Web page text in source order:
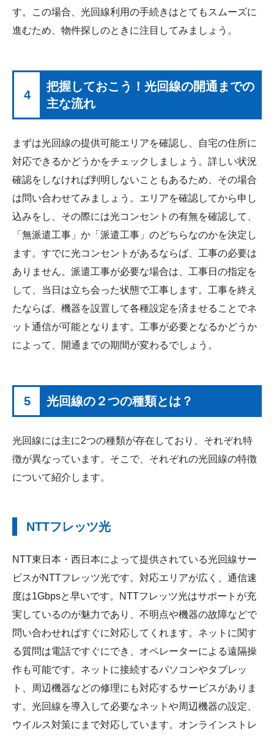
す。この場合、光回線利用の手続きはとてもスムーズに
進むため、物件探しのときに注目してみましょう。
4
把握しておこう！光回線の開通までの
主な流れ
まずは光回線の提供可能エリアを確認し、自宅の住所に
対応できるかどうかをチェックしましょう。詳しい状況
確認をしなければ判明しないこともあるため、その場合
は問い合わせてみましょう。エリアを確認してから申し
込みをし、その際には光コンセントの有無を確認して、
「無派遣工事」か「派遣工事」のどちらなのかを決定し
ます。すでに光コンセントがあるならば、工事の必要は
ありません。派遣工事が必要な場合は、工事日の指定を
して、当日は立ち会った状態で工事します。工事を終え
たならば、機器を設置して各種設定を済ませることでネ
ット通信が可能となります。工事が必要となるかどうか
によって、開通までの期間が変わるでしょう。
5 光回線の２つの種類とは？
光回線には主に2つの種類が存在しており、それぞれ特
徴が異なっています。そこで、それぞれの光回線の特徴
について紹介します。
NTTフレッツ光
NTT東日本・西日本によって提供されている光回線サー
ビスがNTTフレッツ光です。対応エリアが広く、通信速
度は1Gbpsと早いです。NTTフレッツ光はサポートが充
実しているのが魅力であり、不明点や機器の故障などで
問い合わせればすぐに対応してくれます。ネットに関す
る質問は電話ですぐにでき、オペレーターによる遠隔操
作も可能です。ネットに接続するパソコンやタブレッ
ト、周辺機器などの修理にも対応するサービスがありま
す。光回線を導入して必要なネットや周辺機器の設定、
ウイルス対策にまで対応しています。オンラインストレ